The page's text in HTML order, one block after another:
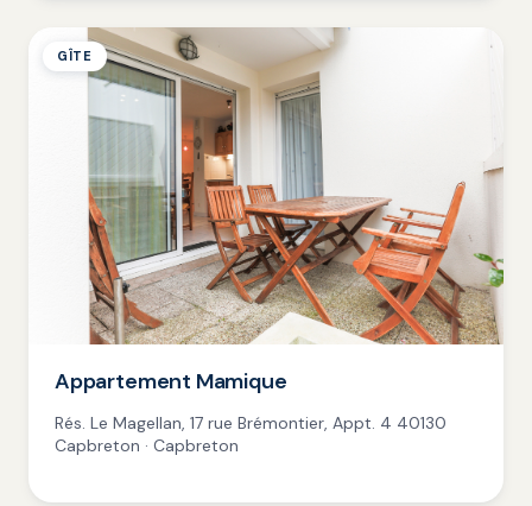
GÎTE
Appartement Mamique
Rés. Le Magellan, 17 rue Brémontier, Appt. 4 40130
Capbreton · Capbreton